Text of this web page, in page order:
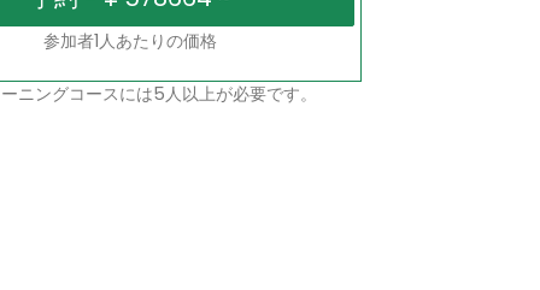
参加者1人あたりの価格
ニングコースには5人以上が必要です。